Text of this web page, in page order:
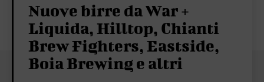
Nuove birre da War +
Liquida, Hilltop, Chianti
Brew Fighters, Eastside,
Boia Brewing e altri